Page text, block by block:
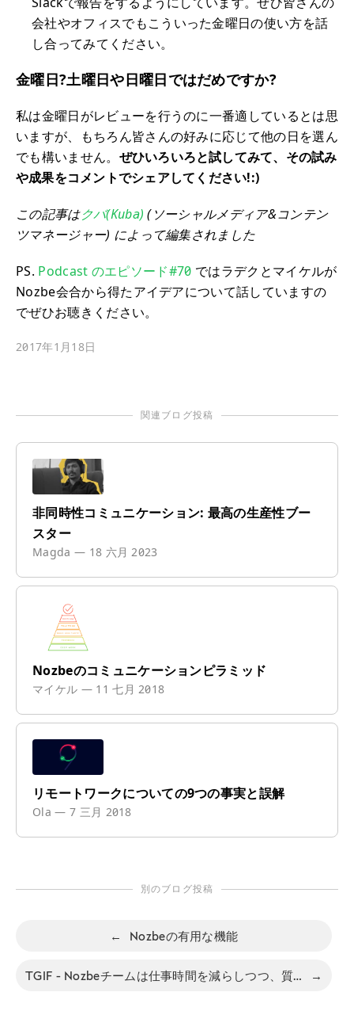
会社やオフィスでもこういった金曜日の使い方を話
し合ってみてください。
金曜日?土曜日や日曜日ではだめですか?
私は金曜日がレビューを行うのに一番適しているとは思
いますが、もちろん皆さんの好みに応じて他の日を選ん
でも構いません。 ぜひいろいろと試してみて、その試み
や成果をコメントでシェアしてください!:)
この記事はクバ(Kuba) (ソーシャルメディア&コンテン
ツマネージャー) によって編集されました
PS. Podcast のエピソード#70 ではラデクとマイケルが
Nozbe会合から得たアイデアについて話していますの
でぜひお聴きください。
2017年1月18日
関連ブログ投稿
非同時性コミュニケーション: 最高の生産性ブー
スター
Magda — 18 六月 2023
Nozbeのコミュニケーションピラミッド
マイケル — 11 七月 2018
リモートワークについての9つの事実と誤解
Ola— 7 三月 2018
別のブログ投稿
← Nozbeの有用な機能
TGIF - Nozbeチームは仕事時間を減らしつつ、質を改善する試みをしています →